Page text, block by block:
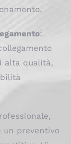
:
alta qualità,
un preventivo